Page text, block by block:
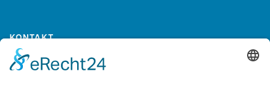
KONTAKT
Kontaktieren Sie uns